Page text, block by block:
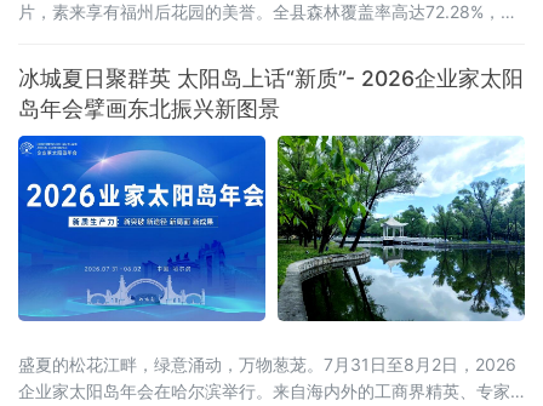
片，素来享有福州后花园的美誉。全县森林覆盖率高达72.28%，连
沛，孕育出独有的山地小气候，冬无严寒、夏无酷暑，夏季昼夜温
差分明，空气温润通透，是静养元气、调理身心的天然福地，为当
地发展高端康养旅居产业，构筑了其他区域难以复刻的生态底层
冰城夏日聚群英 太阳岛上话“新质”- 2026企业家太阳
岛年会擘画东北振兴新图景
盛夏的松花江畔，绿意涌动，万物葱茏。7月31日至8月2日，2026
企业家太阳岛年会在哈尔滨举行。来自海内外的工商界精英、专家